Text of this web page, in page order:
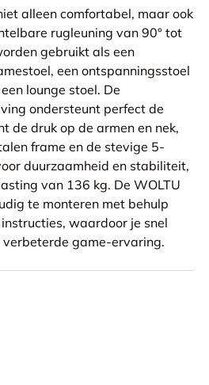
alleen comfortabel, maar ook
rugleuning van 90° tot
gebruikt als een
een ontspanningsstoel
lounge stoel. De
ondersteunt perfect de
de druk op de armen en nek,
frame en de stevige 5-
duurzaamheid en stabiliteit,
van 136 kg. De WOLTU
te monteren met behulp
waardoor je snel
verbeterde game-ervaring.